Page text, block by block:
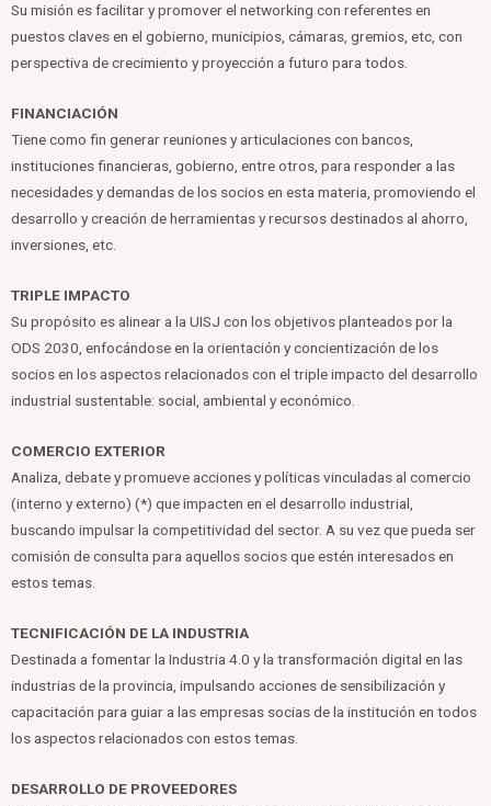
Su misión es facilitar y promover el networking con referentes en
puestos claves en el gobierno, municipios, cámaras, gremios, etc, con
perspectiva de crecimiento y proyección a futuro para todos.
FINANCIACIÓN
Tiene como fin generar reuniones y articulaciones con bancos,
instituciones financieras, gobierno, entre otros, para responder a las
necesidades y demandas de los socios en esta materia, promoviendo el
desarrollo y creación de herramientas y recursos destinados al ahorro,
inversiones, etc.
TRIPLE IMPACTO
Su propósito es alinear a la UISJ con los objetivos planteados por la
ODS 2030, enfocándose en la orientación y concientización de los
socios en los aspectos relacionados con el triple impacto del desarrollo
industrial sustentable: social, ambiental y económico.
COMERCIO EXTERIOR
Analiza, debate y promueve acciones y políticas vinculadas al comercio
(interno y externo) (*) que impacten en el desarrollo industrial,
buscando impulsar la competitividad del sector. A su vez que pueda ser
comisión de consulta para aquellos socios que estén interesados en
estos temas.
TECNIFICACIÓN DE LA INDUSTRIA
Destinada a fomentar la Industria 4.0 y la transformación digital en las
industrias de la provincia, impulsando acciones de sensibilización y
capacitación para guiar a las empresas socias de la institución en todos
los aspectos relacionados con estos temas.
DESARROLLO DE PROVEEDORES